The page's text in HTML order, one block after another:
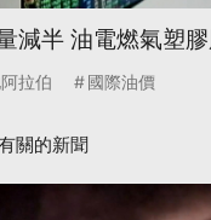
減半 油電燃氣塑
拉伯 國際油價
關的新聞